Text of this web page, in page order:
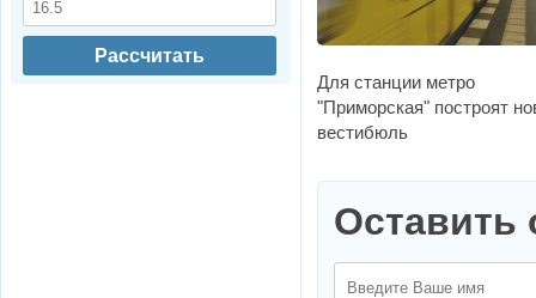
Для станции метро
"Приморская" построят
вестибюль
Оставить
Рассчитать